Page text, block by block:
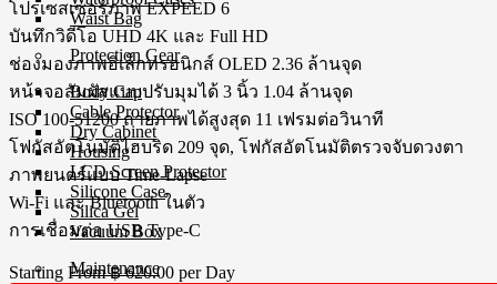
Waist Bag
Protection Gear
Body Cap
Cable Protector
Dry Cabinet
Housing
LCD Screen Protector
Silicone Case
Silica Gel
Vacuum Box
Maintenance
โปรเซสเซอร์ภาพ EXPEED 6
บันทึกวิดีโอ UHD 4K และ Full HD
ช่องมองภาพอิเล็กทรอนิกส์ OLED 2.36 ล้านจุด
หน้าจอสัมผัสแบบปรับมุมได้ 3 นิ้ว 1.04 ล้านจุด
ISO 100-51200 ถ่ายภาพได้สูงสุด 11 เฟรมต่อวินาที
โฟกัสอัตโนมัติไฮบริด 209 จุด, โฟกัสอัตโนมัติตรวจจับดวงตา
ภาพยนตร์แบบ Time-Lapse
Wi-Fi และ Bluetooth ในตัว
การเชื่อมต่อ USB Type-C
Starting From ฿ 620.00 per Day